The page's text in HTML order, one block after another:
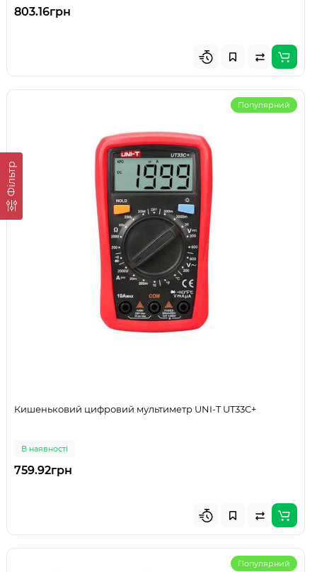
Фiльтр
803.16грн
Популярний
Кишеньковий цифровий мультиметр UNI-T UT33C+
В наявності
759.92грн
Популярний